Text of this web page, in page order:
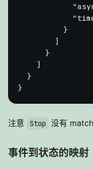
}
]
}
]
}
}
注意 Stop 没有
事件到状态的映射